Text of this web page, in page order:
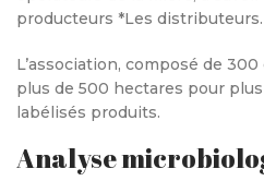
producteurs *Les distributeurs.
L’association, composé de
plus de 500 hectares pour
labélisés produits.
Analyse